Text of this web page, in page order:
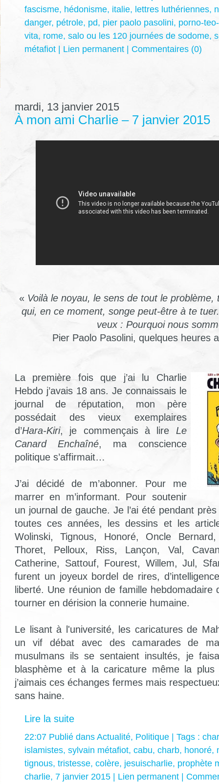
fascisme, hédonisme, italie, lettres luthériennes,
danger, pétrole, pd, pier paolo pasolini, porno-
vita, rome, salo ou les 120 journées de sodome,
métafiot | Lien permanent | Commentaires (0)
mardi, 13 janvier 2015
À mon ami Charlie – 7 janvier 2015
« Voilà le noyau, le sens de tout le problème,
qui, en ce moment, songe peut-être à te
veux : Pourquoi nous
Pier Paolo Pasolini, quelques heures
La première fois que j’ai lu Charlie
Hebdo j’avais 18 ans. Je connaissais le
journal de réputation, mon père
possédait des vieux exemplaires
d’Hara-Kiri, je commençais à lire Le
Canard Enchaîné, ma conscience
politique s’affirmait…
J’ai décidé de m’abonner. Pour me
marrer en m’informant. Pour soutenir
un journal de gauche. Je l’ai été pendant
toutes ces années, les dessins et les
Wolinski, Tignous, Honoré, Oncle
Thoret, Pelloux, Riss, Lançon, Val,
Catherine, Sattouf, Fourest, Willem, Jul,
furent un joyeux bordel de rires,
liberté. Une réunion de famille
tourner en dérision la connerie humaine.
Le lisant à l'université, les caricatures de
un vif débat avec des camarades de
musulmans ils se sentaient insultés, je
blasphème et à la caricature même la
j’aimais ces échanges fermes mais
sans haine.
Lire la suite
22:07 Publié dans Actualité, Politique | Tags :
islamistes, sylvain métafiot, cabu, charb, honoré,
tignous, tristesse, colère, jesuischarlie, prophète
charlie, 7 janvier 2015 | Lien permanent |